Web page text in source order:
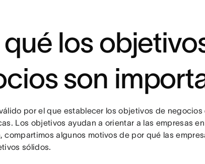
qué los
son
por el que establecer los objetivos de negocios
Los objetivos ayudan a orientar a las empresas
compartimos algunos motivos de por qué las
sólidos.